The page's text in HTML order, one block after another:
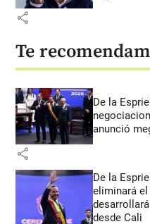
share
Te
De la
anunció
share
De la
eliminará
desde Cali